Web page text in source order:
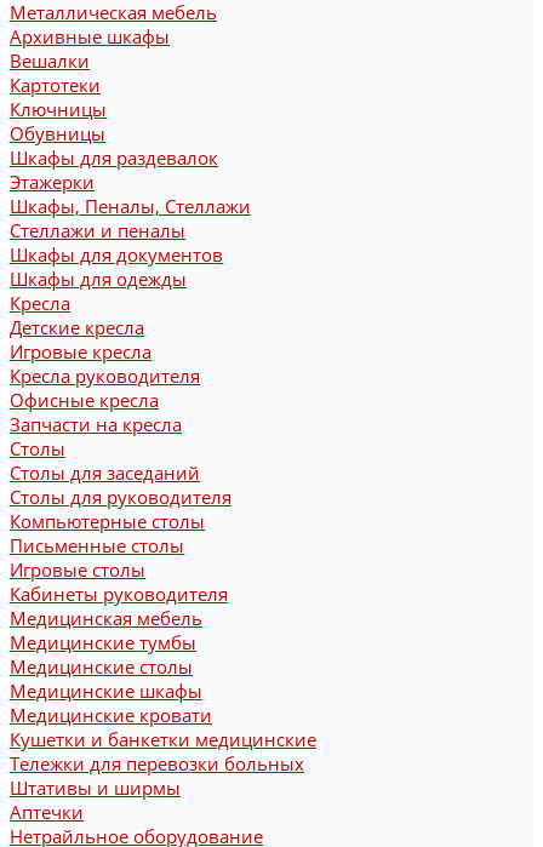
Металлическая мебель
Архивные шкафы
Вешалки
Картотеки
Ключницы
Обувницы
Шкафы для раздевалок
Этажерки
Шкафы, Пеналы, Стеллажи
Стеллажи и пеналы
Шкафы для документов
Шкафы для одежды
Кресла
Детские кресла
Игровые кресла
Кресла руководителя
Офисные кресла
Запчасти на кресла
Столы
Столы для заседаний
Столы для руководителя
Компьютерные столы
Письменные столы
Игровые столы
Кабинеты руководителя
Медицинская мебель
Медицинские тумбы
Медицинские столы
Медицинские шкафы
Медицинские кровати
Кушетки и банкетки медицинские
Тележки для перевозки больных
Штативы и ширмы
Аптечки
Нетрайльное оборудование